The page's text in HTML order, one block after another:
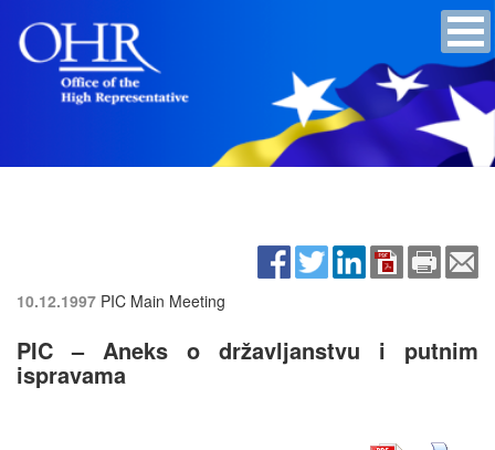
10.12.1997 PIC Main Meeting
PIC – Aneks o državljanstvu i putnim
ispravama